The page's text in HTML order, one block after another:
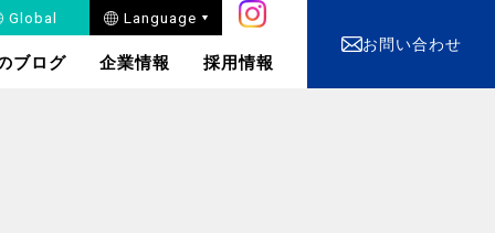
Global Language
ブログ 企業情報 採用情報
お問い合わせ
安⼼な電源設備をあなたのもとへ
安⼼な電源設備をあなたのもとへ
安⼼な電源設備をあなたのもとへ
安⼼な電源設備をあなたのもとへ
安⼼な電源設備をあなたのもとへ
安⼼な電源設備をあなたのもとへ
安⼼な電源設備をあなたのもとへ
安⼼な電源設備をあなたのもとへ
安⼼な電源設備をあなたのもとへ
安⼼な電源設備をあなたのもとへ
安⼼な電源設備をあなたのもとへ
安⼼な電源設備をあなたのもとへ
安⼼な電源設備をあなたのもとへ